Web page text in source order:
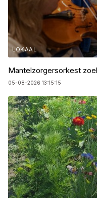
LOKAAL
Mantelzorgersorkest
05-08-2026 13:15:15